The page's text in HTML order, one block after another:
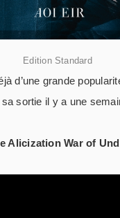
Edition Standard
d’une grande
sortie il y a une
Alicization War of